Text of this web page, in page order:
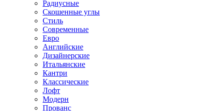
Радиусные
Скошенные углы
Стиль
Современные
Евро
Английские
Дизайнерские
Итальянские
Кантри
Классические
Лофт
Модерн
Прованс